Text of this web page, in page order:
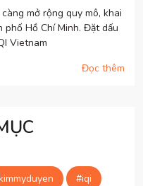
mở rộng quy mô, khai
Hồ Chí Minh. Đặt dấu
Vietnam
Đọc thêm
#iqi